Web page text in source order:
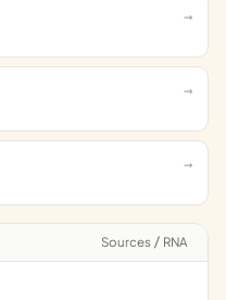
Sources / RNA